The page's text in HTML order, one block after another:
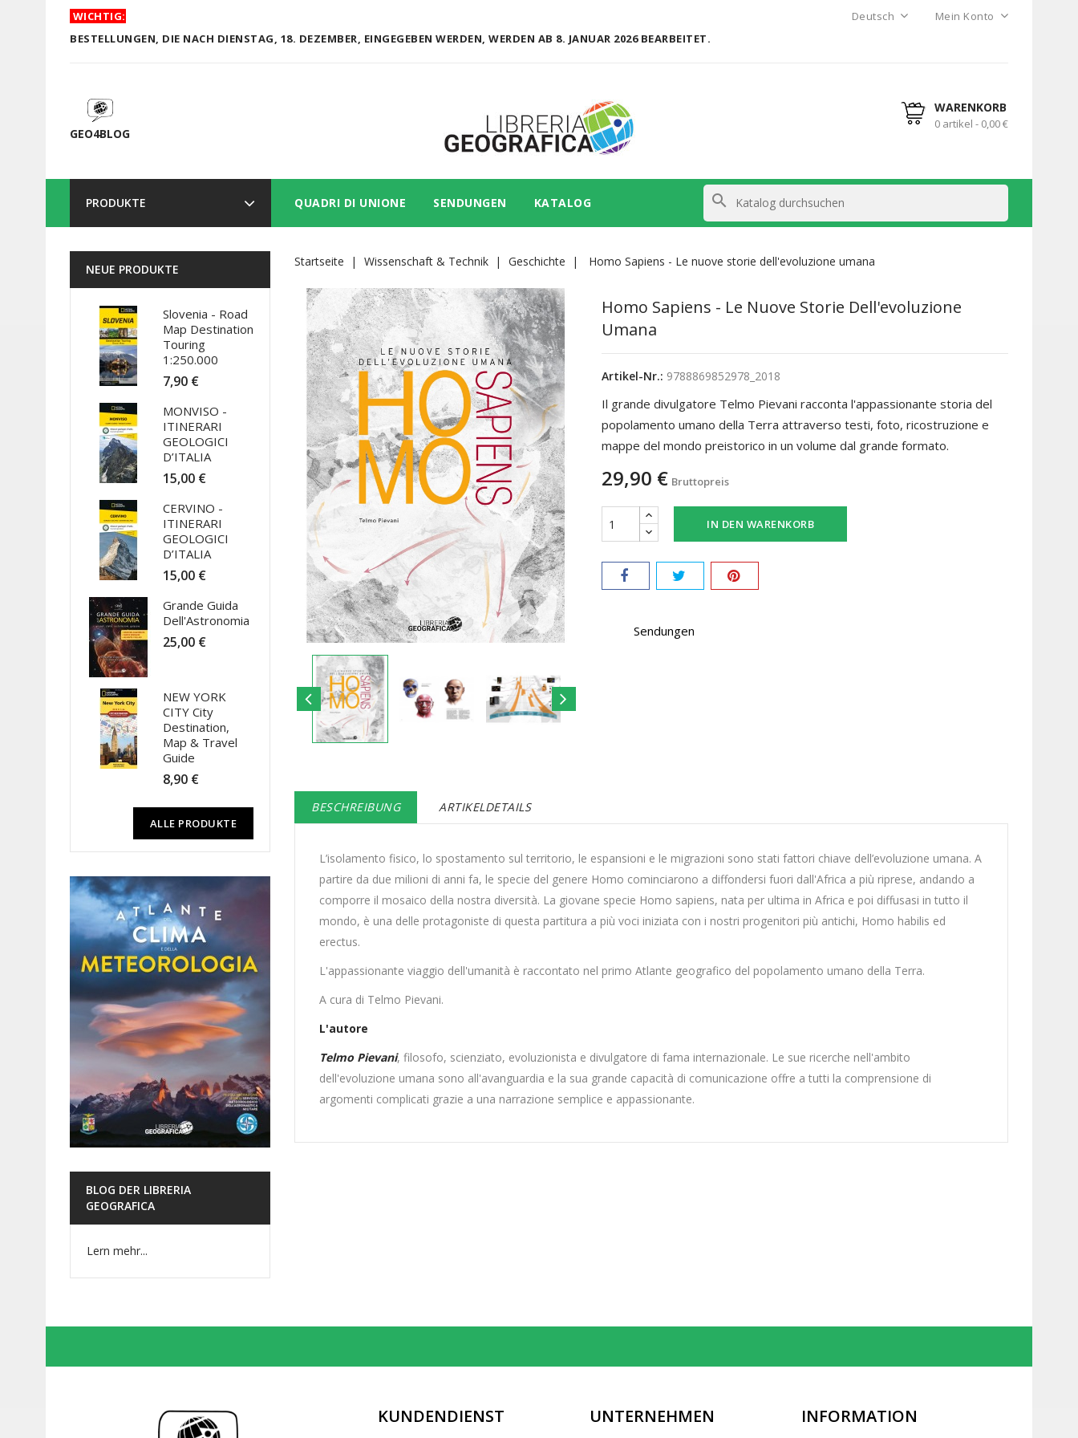
WICHTIG:
BESTELLUNGEN, DIE NACH DIENSTAG, 18. DEZEMBER, EINGEGEBEN WERDEN, WERDEN AB 8. JANUAR 2026 BEARBEITET.
Deutsch Mein Konto
GEO4BLOG
WARENKORB
0 artikel - 0,00 €
QUADRI DI UNIONE SENDUNGEN KATALOG
PRODUKTE search
NEUE PRODUKTE
Slovenia - Road
Map Destination
Touring
1:250.000
7,90 €
MONVISO -
ITINERARI
GEOLOGICI
D’ITALIA
15,00 €
CERVINO -
ITINERARI
GEOLOGICI
D’ITALIA
15,00 €
Grande Guida
Dell'Astronomia
25,00 €
NEW YORK
CITY City
Destination,
Map & Travel
Guide
8,90 €
ALLE PRODUKTE
BLOG DER LIBRERIA
GEOGRAFICA
Lern mehr...
Startseite Wissenschaft & Technik Geschichte Homo Sapiens - Le nuove storie dell'evoluzione umana
Homo Sapiens - Le Nuove Storie Dell'evoluzione
Umana
Artikel-Nr.: 9788869852978_2018
Il grande divulgatore Telmo Pievani racconta l'appassionante storia del
popolamento umano della Terra attraverso testi, foto, ricostruzione e
mappe del mondo preistorico in un volume dal grande formato.
29,90 € Bruttopreis
IN DEN WARENKORB
Sendungen
BESCHREIBUNG ARTIKELDETAILS
L’isolamento fisico, lo spostamento sul territorio, le espansioni e le migrazioni sono stati fattori chiave dell’evoluzione umana. A
partire da due milioni di anni fa, le specie del genere Homo cominciarono a diffondersi fuori dall'Africa a più riprese, andando a
comporre il mosaico della nostra diversità. La giovane specie Homo sapiens, nata per ultima in Africa e poi diffusasi in tutto il
mondo, è una delle protagoniste di questa partitura a più voci iniziata con i nostri progenitori più antichi, Homo habilis ed
erectus.
L'appassionante viaggio dell'umanità è raccontato nel primo Atlante geografico del popolamento umano della Terra.
A cura di Telmo Pievani.
L'autore
Telmo Pievani, filosofo, scienziato, evoluzionista e divulgatore di fama internazionale. Le sue ricerche nell'ambito
dell'evoluzione umana sono all'avanguardia e la sua grande capacità di comunicazione offre a tutti la comprensione di
argomenti complicati grazie a una narrazione semplice e appassionante.
KUNDENDIENST UNTERNEHMEN INFORMATION